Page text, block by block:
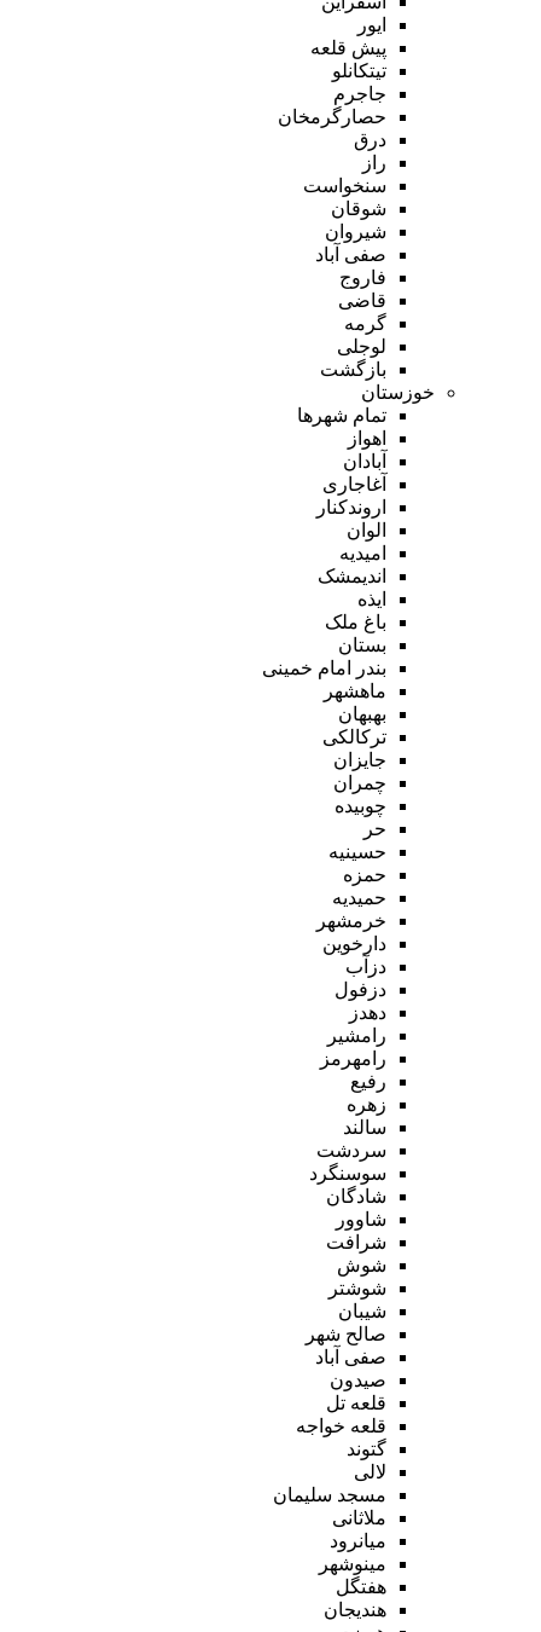
ایور
پیش قلعه
تیتکانلو
جاجرم
حصارگرمخان
درق
راز
سنخواست
شوقان
شیروان
صفی آباد
فاروج
قاضی
گرمه
لوجلی
بازگشت
خوزستان
تمام شهر‌ها
اهواز
آبادان
آغاجاری
اروندکنار
الوان
امیدیه
اندیمشک
ایذه
باغ ملک
بستان
بندر امام خمینی
ماهشهر
بهبهان
ترکالکی
جایزان
چمران
چوبیده
حر
حسینیه
حمزه
حمیدیه
خرمشهر
دارخوین
دزآب
دزفول
دهدز
رامشیر
رامهرمز
رفیع
زهره
سالند
سردشت
سوسنگرد
شادگان
شاوور
شرافت
شوش
شوشتر
شیبان
صالح شهر
صفی آباد
صیدون
قلعه تل
قلعه خواجه
گتوند
لالی
مسجد سلیمان
ملاثانی
میانرود
مینوشهر
هفتگل
هندیجان